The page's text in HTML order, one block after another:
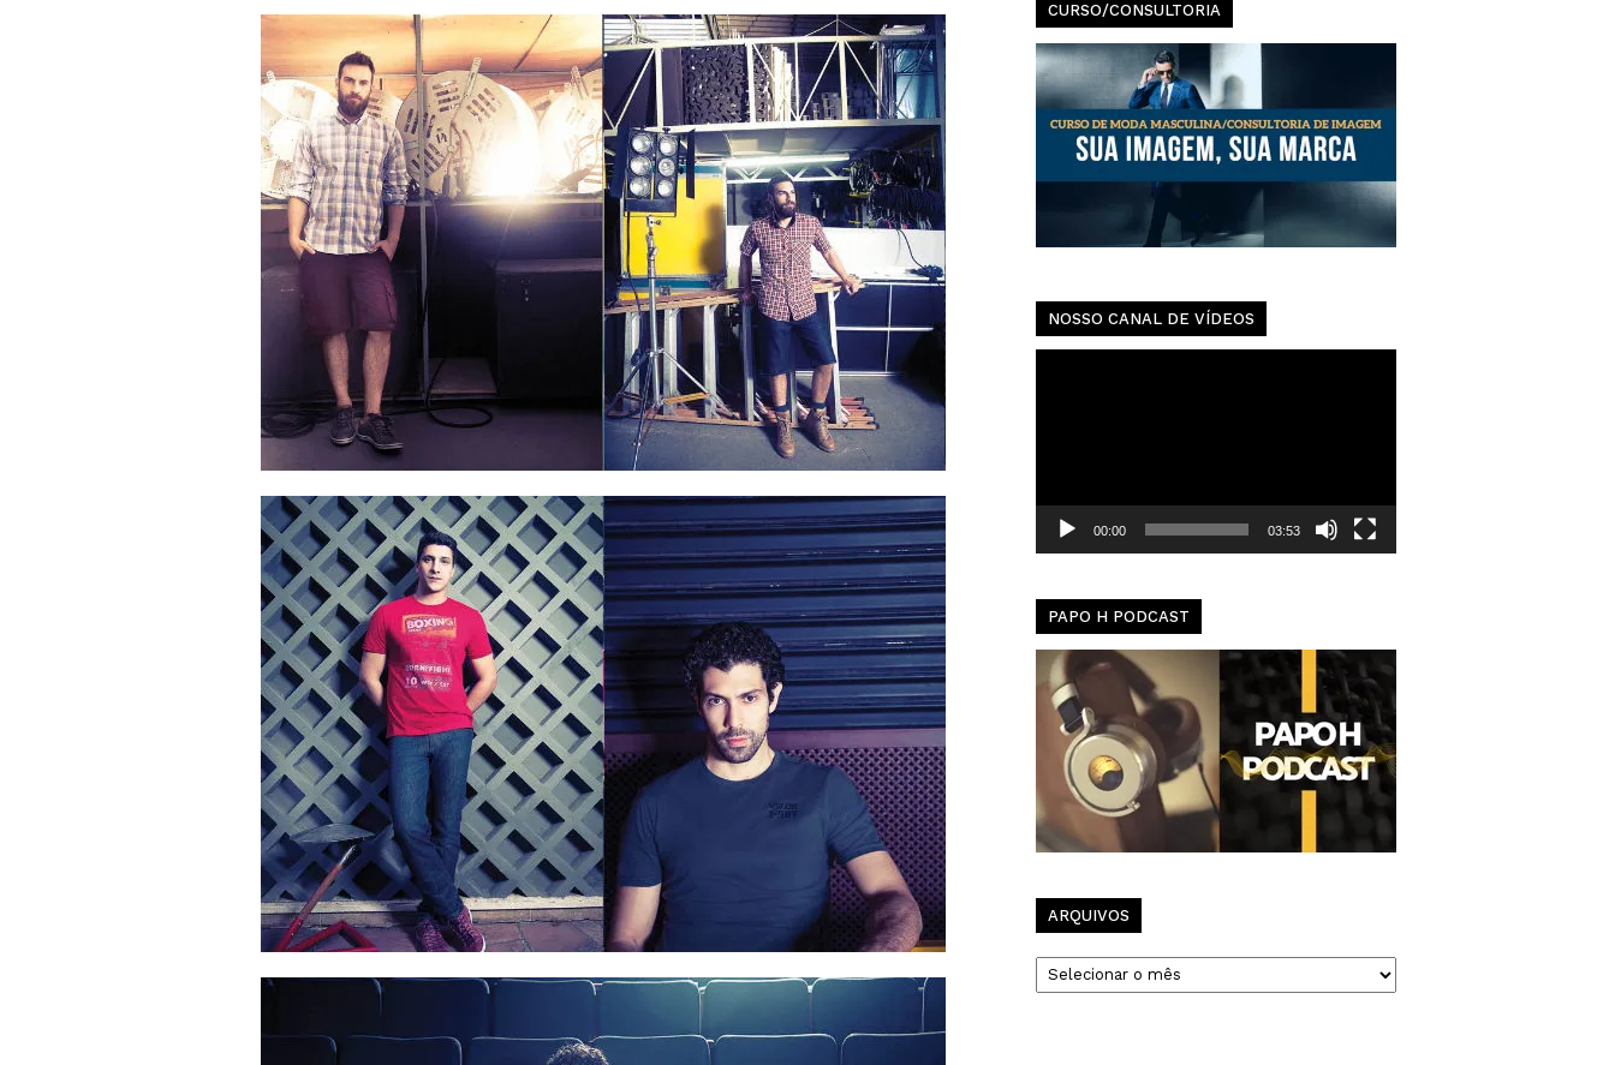
CURSO/CONSULTORIA
NOSSO CANAL DE VÍDEOS
00:00 03:53
PAPO H PODCAST
ARQUIVOS
Arquivos